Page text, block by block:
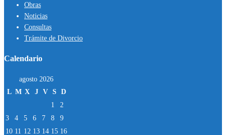
Obras
Noticias
Consultas
Trámite de Divorcio
Calendario
agosto 2026
L M X J V S D
1
2
3
4 5 6 7 8
9
10 11 12 13 14 15 16